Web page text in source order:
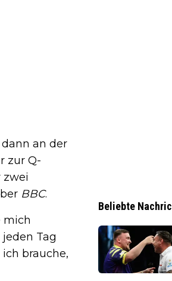
an der
zur Q-
zwei
BBC.
mich
Tag
brauche,
Beliebte